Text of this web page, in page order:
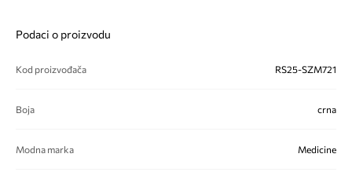
Podaci o proizvodu
Kod proizvođača RS25-SZM721
Boja crna
Modna marka Medicine